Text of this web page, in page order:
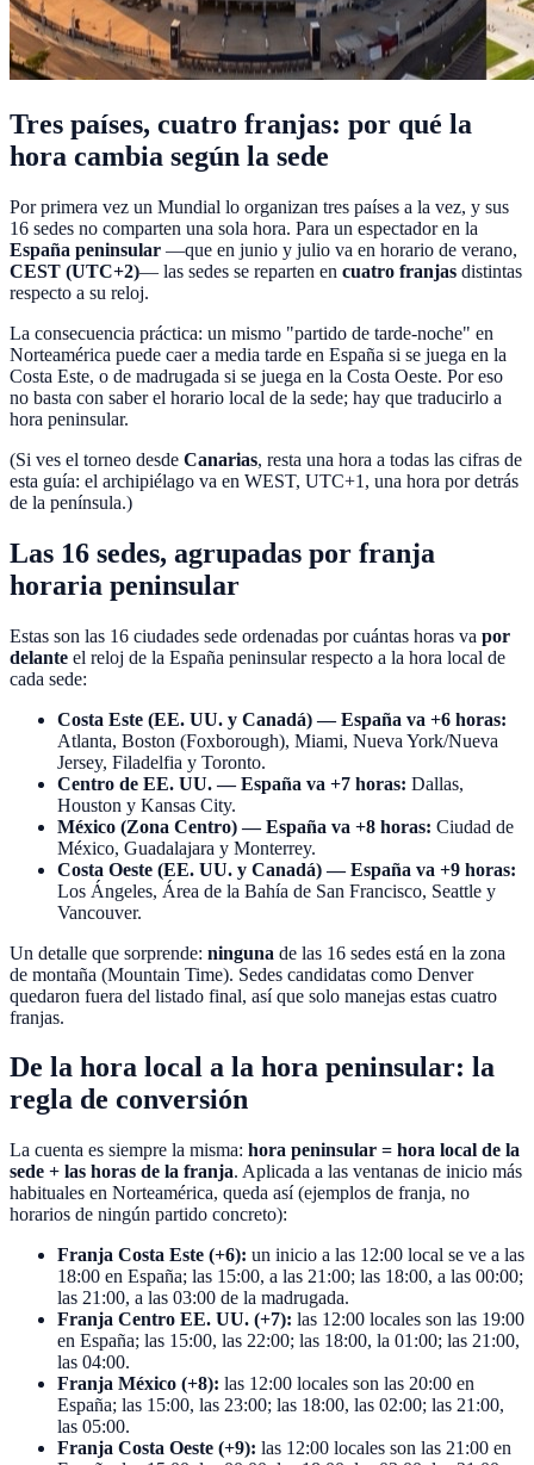
Tres países, cuatro franjas: por qué la
hora cambia según la sede
Por primera vez un Mundial lo organizan tres países a la vez, y sus
16 sedes no comparten una sola hora. Para un espectador en la
España peninsular —que en junio y julio va en horario de verano,
CEST (UTC+2)— las sedes se reparten en cuatro franjas distintas
respecto a su reloj.
La consecuencia práctica: un mismo "partido de tarde-noche" en
Norteamérica puede caer a media tarde en España si se juega en la
Costa Este, o de madrugada si se juega en la Costa Oeste. Por eso
no basta con saber el horario local de la sede; hay que traducirlo a
hora peninsular.
(Si ves el torneo desde Canarias, resta una hora a todas las cifras de
esta guía: el archipiélago va en WEST, UTC+1, una hora por detrás
de la península.)
Las 16 sedes, agrupadas por franja
horaria peninsular
Estas son las 16 ciudades sede ordenadas por cuántas horas va por
delante el reloj de la España peninsular respecto a la hora local de
cada sede:
Costa Este (EE. UU. y Canadá) — España va +6 horas:
Atlanta, Boston (Foxborough), Miami, Nueva York/Nueva
Jersey, Filadelfia y Toronto.
Centro de EE. UU. — España va +7 horas: Dallas,
Houston y Kansas City.
México (Zona Centro) — España va +8 horas: Ciudad de
México, Guadalajara y Monterrey.
Costa Oeste (EE. UU. y Canadá) — España va +9 horas:
Los Ángeles, Área de la Bahía de San Francisco, Seattle y
Vancouver.
Un detalle que sorprende: ninguna de las 16 sedes está en la zona
de montaña (Mountain Time). Sedes candidatas como Denver
quedaron fuera del listado final, así que solo manejas estas cuatro
franjas.
De la hora local a la hora peninsular: la
regla de conversión
La cuenta es siempre la misma: hora peninsular = hora local de la
sede + las horas de la franja. Aplicada a las ventanas de inicio más
habituales en Norteamérica, queda así (ejemplos de franja, no
horarios de ningún partido concreto):
Franja Costa Este (+6): un inicio a las 12:00 local se ve a las
18:00 en España; las 15:00, a las 21:00; las 18:00, a las 00:00;
las 21:00, a las 03:00 de la madrugada.
Franja Centro EE. UU. (+7): las 12:00 locales son las 19:00
en España; las 15:00, las 22:00; las 18:00, la 01:00; las 21:00,
las 04:00.
Franja México (+8): las 12:00 locales son las 20:00 en
España; las 15:00, las 23:00; las 18:00, las 02:00; las 21:00,
las 05:00.
Franja Costa Oeste (+9): las 12:00 locales son las 21:00 en